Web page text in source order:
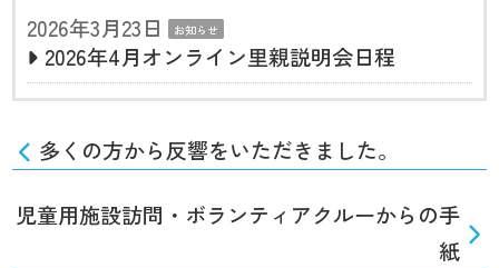
2026年3月23日
お知らせ
2026年4月オンライン里親説明会日程
多くの方から反響をいただきました。
児童用施設訪問・ボランティアクルーからの手
紙